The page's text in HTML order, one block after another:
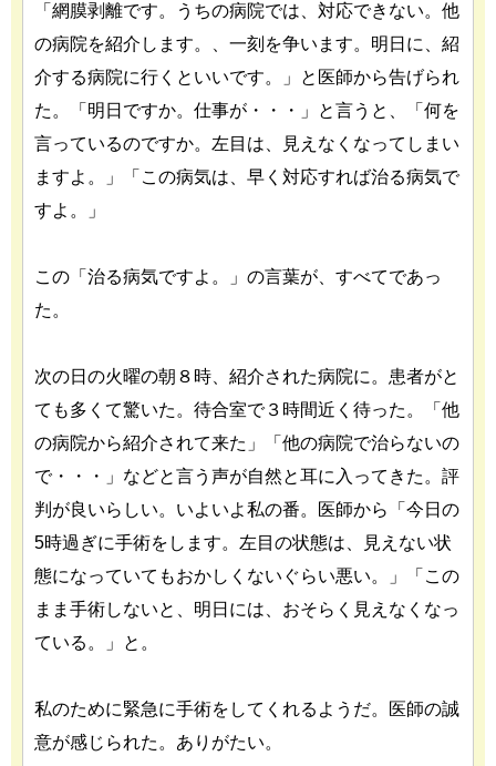
「網膜剥離です。うちの病院では、対応できない。他
の病院を紹介します。、一刻を争います。明日に、紹
介する病院に行くといいです。」と医師から告げられ
た。「明日ですか。仕事が・・・」と言うと、「何を
言っているのですか。左目は、見えなくなってしまい
ますよ。」「この病気は、早く対応すれば治る病気で
すよ。」
この「治る病気ですよ。」の言葉が、すべてであっ
た。
次の日の火曜の朝８時、紹介された病院に。患者がと
ても多くて驚いた。待合室で３時間近く待った。「他
の病院から紹介されて来た」「他の病院で治らないの
で・・・」などと言う声が自然と耳に入ってきた。評
判が良いらしい。いよいよ私の番。医師から「今日の
5時過ぎに手術をします。左目の状態は、見えない状
態になっていてもおかしくないぐらい悪い。」「この
まま手術しないと、明日には、おそらく見えなくなっ
ている。」と。
私のために緊急に手術をしてくれるようだ。医師の誠
意が感じられた。ありがたい。